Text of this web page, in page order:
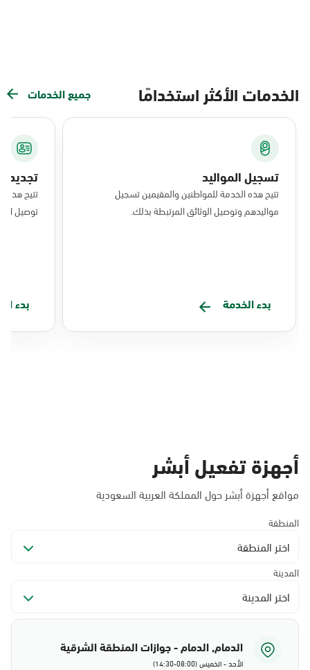
الخدمات الأكثر استخدامًا جميع الخدمات
تسجيل المواليد
تتيح هذه الخدمة للمواطنين والمقيمين تسجيل
مواليدهم وتوصيل الوثائق المرتبطة بذلك.
بدء الخدمة
تجديد
تتيح هذه
توصيل
بدء
أجهزة تفعيل أبشر
مواقع أجهزة أبشر حول المملكة العربية السعودية
المنطقة
اختر المنطقة
المدينة
اختر المدينة
الدمام, الدمام - جوازات المنطقة الشرقية
الأحد - الخميس (08:00-14:30)